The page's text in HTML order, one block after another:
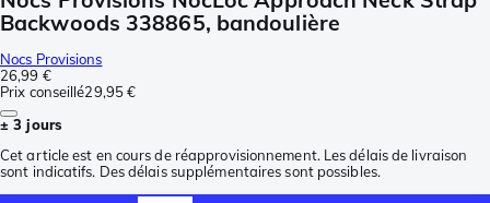
Backwoods 338865, bandoulière
Nocs Provisions
26,99 €
Prix conseillé29,95 €
± 3 jours
Cet article est en cours de réapprovisionnement. Les délais de livraison
sont indicatifs. Des délais supplémentaires sont possibles.